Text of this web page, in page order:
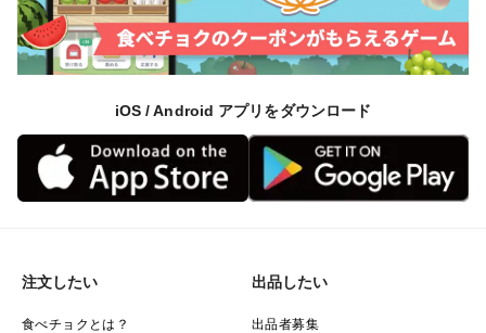
iOS / Android アプリをダウンロード
注文したい
食べチョクとは？
出品したい
出品者募集